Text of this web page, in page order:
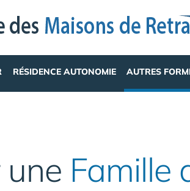
RÉSIDENCE AUTONOMIE AUTRES
une Famille